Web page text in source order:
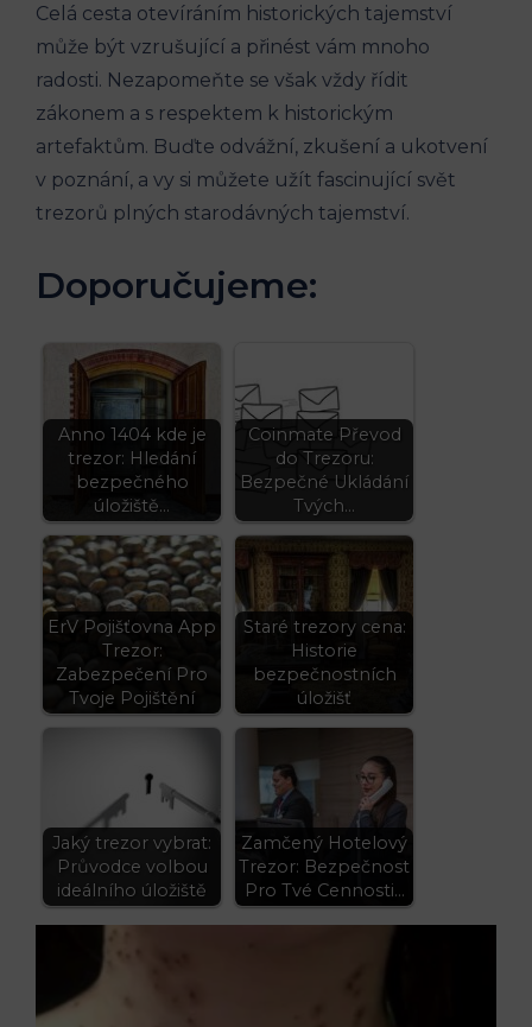
Celá cesta otevíráním historických tajemství
může být vzrušující a přinést vám mnoho
radosti. Nezapomeňte se však vždy řídit
zákonem a s respektem k historickým
artefaktům. Buďte odvážní, zkušení a ukotvení
v poznání, a vy si můžete užít fascinující svět
trezorů plných starodávných tajemství.
Doporučujeme:
Anno 1404 kde je
trezor: Hledání
bezpečného
úložiště…
Coinmate Převod
do Trezoru:
Bezpečné Ukládání
Tvých…
ErV Pojišťovna App
Trezor:
Zabezpečení Pro
Tvoje Pojištění
Staré trezory cena:
Historie
bezpečnostních
úložišť
Jaký trezor vybrat:
Průvodce volbou
ideálního úložiště
Zamčený Hotelový
Trezor: Bezpečnost
Pro Tvé Cennosti…